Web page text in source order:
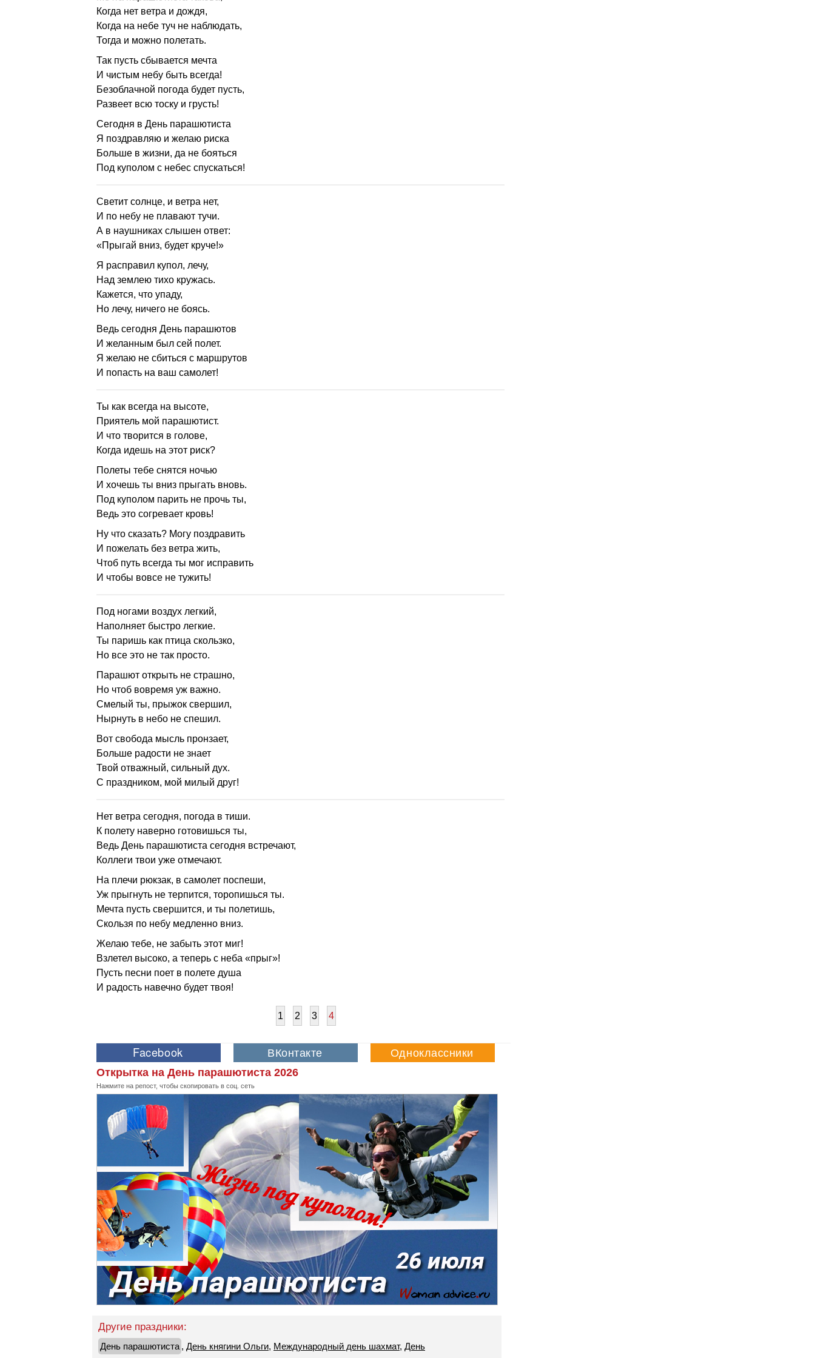
Когда нет ветра и дождя,
Когда на небе туч не наблюдать,
Тогда и можно полетать.
Так пусть сбывается мечта
И чистым небу быть всегда!
Безоблачной погода будет пусть,
Развеет всю тоску и грусть!
Сегодня в День парашютиста
Я поздравляю и желаю риска
Больше в жизни, да не бояться
Под куполом с небес спускаться!
Светит солнце, и ветра нет,
И по небу не плавают тучи.
А в наушниках слышен ответ:
«Прыгай вниз, будет круче!»
Я расправил купол, лечу,
Над землею тихо кружась.
Кажется, что упаду,
Но лечу, ничего не боясь.
Ведь сегодня День парашютов
И желанным был сей полет.
Я желаю не сбиться с маршрутов
И попасть на ваш самолет!
Ты как всегда на высоте,
Приятель мой парашютист.
И что творится в голове,
Когда идешь на этот риск?
Полеты тебе снятся ночью
И хочешь ты вниз прыгать вновь.
Под куполом парить не прочь ты,
Ведь это согревает кровь!
Ну что сказать? Могу поздравить
И пожелать без ветра жить,
Чтоб путь всегда ты мог исправить
И чтобы вовсе не тужить!
Под ногами воздух легкий,
Наполняет быстро легкие.
Ты паришь как птица скользко,
Но все это не так просто.
Парашют открыть не страшно,
Но чтоб вовремя уж важно.
Смелый ты, прыжок свершил,
Нырнуть в небо не спешил.
Вот свобода мысль пронзает,
Больше радости не знает
Твой отважный, сильный дух.
С праздником, мой милый друг!
Нет ветра сегодня, погода в тиши.
К полету наверно готовишься ты,
Ведь День парашютиста сегодня встречают,
Коллеги твои уже отмечают.
На плечи рюкзак, в самолет поспеши,
Уж прыгнуть не терпится, торопишься ты.
Мечта пусть свершится, и ты полетишь,
Скользя по небу медленно вниз.
Желаю тебе, не забыть этот миг!
Взлетел высоко, а теперь с неба «прыг»!
Пусть песни поет в полете душа
И радость навечно будет твоя!
1 2 3 4
Открытка на День парашютиста 2026
Нажмите на репост, чтобы скопировать в соц. сеть
Другие праздники:
День парашютиста , День княгини Ольги, Международный день шахмат, День